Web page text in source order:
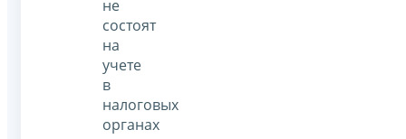
не
состоят
на
учете
в
налоговых
органах